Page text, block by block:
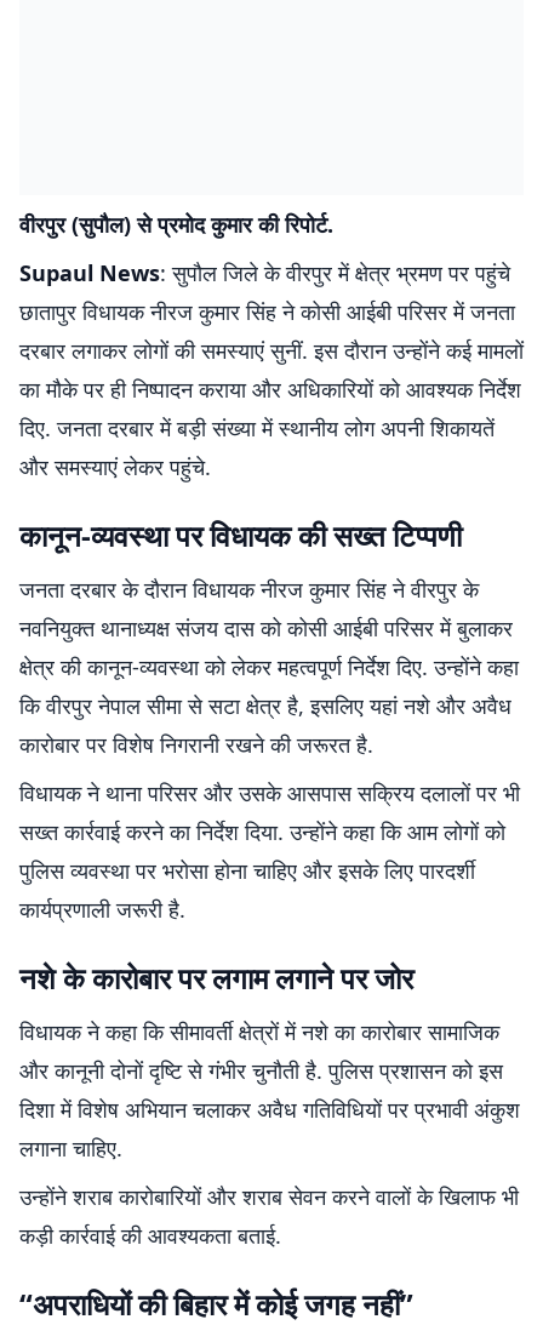
वीरपुर (सुपौल) से प्रमोद कुमार की रिपोर्ट.
Supaul News: सुपौल जिले के वीरपुर में क्षेत्र भ्रमण पर पहुंचे
छातापुर विधायक नीरज कुमार सिंह ने कोसी आईबी परिसर में जनता
दरबार लगाकर लोगों की समस्याएं सुनीं. इस दौरान उन्होंने कई मामलों
का मौके पर ही निष्पादन कराया और अधिकारियों को आवश्यक निर्देश
दिए. जनता दरबार में बड़ी संख्या में स्थानीय लोग अपनी शिकायतें
और समस्याएं लेकर पहुंचे.
कानून-व्यवस्था पर विधायक की सख्त टिप्पणी
जनता दरबार के दौरान विधायक नीरज कुमार सिंह ने वीरपुर के
नवनियुक्त थानाध्यक्ष संजय दास को कोसी आईबी परिसर में बुलाकर
क्षेत्र की कानून-व्यवस्था को लेकर महत्वपूर्ण निर्देश दिए. उन्होंने कहा
कि वीरपुर नेपाल सीमा से सटा क्षेत्र है, इसलिए यहां नशे और अवैध
कारोबार पर विशेष निगरानी रखने की जरूरत है.
विधायक ने थाना परिसर और उसके आसपास सक्रिय दलालों पर भी
सख्त कार्रवाई करने का निर्देश दिया. उन्होंने कहा कि आम लोगों को
पुलिस व्यवस्था पर भरोसा होना चाहिए और इसके लिए पारदर्शी
कार्यप्रणाली जरूरी है.
नशे के कारोबार पर लगाम लगाने पर जोर
विधायक ने कहा कि सीमावर्ती क्षेत्रों में नशे का कारोबार सामाजिक
और कानूनी दोनों दृष्टि से गंभीर चुनौती है. पुलिस प्रशासन को इस
दिशा में विशेष अभियान चलाकर अवैध गतिविधियों पर प्रभावी अंकुश
लगाना चाहिए.
उन्होंने शराब कारोबारियों और शराब सेवन करने वालों के खिलाफ भी
कड़ी कार्रवाई की आवश्यकता बताई.
“अपराधियों की बिहार में कोई जगह नहीं”